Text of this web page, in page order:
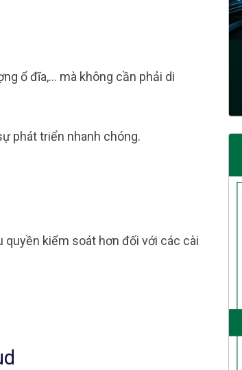
ổ đĩa,… mà không cần phải di
phát triển nhanh chóng.
kiểm soát hơn đối với các cài